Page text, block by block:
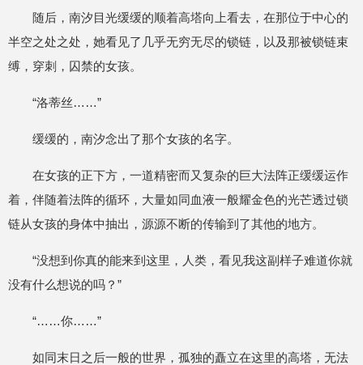
随后，南汐目光缓缓的顺着高塔向上看去，在那位于中心的
半空之处之处，她看见了几乎无穷无尽的锁链，以及那被锁链束
缚，穿刺，囚禁的女孩。
“洛蒂丝……”
缓缓的，南汐念出了那个女孩的名字。
在女孩的正下方，一道精密而又复杂的巨大法阵正缓缓运作
着，伴随着法阵的循环，大量如同血液一般耀金色的光芒透过锁
链从女孩的身体中抽出，源源不断的传输到了其他的地方。
“没想到你真的能来到这里，人类，看见我这副样子难道你就
没有什么想说的吗？”
“……你……”
如同末日之后一般的世界，孤独的矗立在这里的高塔，无法